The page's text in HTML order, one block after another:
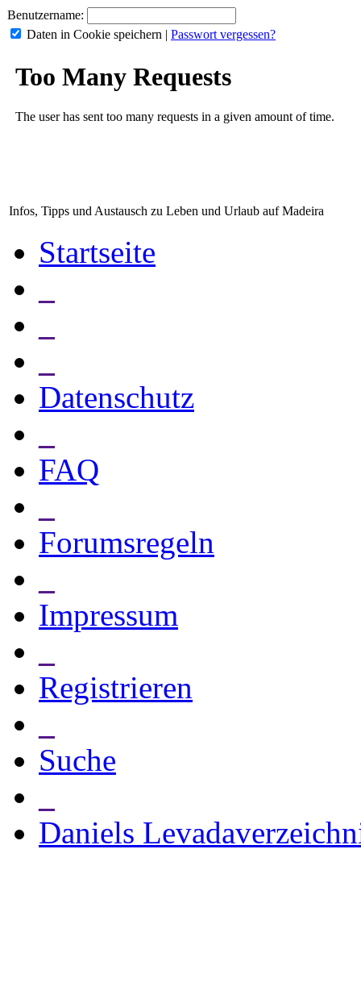
Benutzername:
Daten in Cookie speichern | Passwort vergessen?
Infos, Tipps und Austausch zu Leben und Urlaub auf Madeira
Startseite
Datenschutz
FAQ
Forumsregeln
Impressum
Registrieren
Suche
Daniels